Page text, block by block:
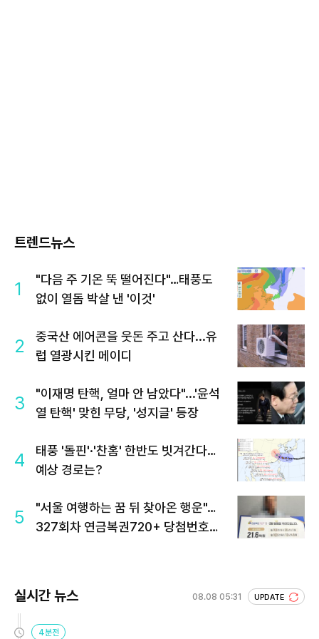
트렌드뉴스
1
"다음 주 기온 뚝 떨어진다"…태풍도
없이 열돔 박살 낸 '이것'
2
중국산 에어콘을 웃돈 주고 산다...유
럽 열광시킨 메이디
3
"이재명 탄핵, 얼마 안 남았다"...'윤석
열 탄핵' 맞힌 무당, '성지글' 등장
4
태풍 '돌핀'·'찬홈' 한반도 빗겨간다…
예상 경로는?
5
"서울 여행하는 꿈 뒤 찾아온 행운"…
327회차 연금복권720+ 당첨번호조
실시간 뉴스 08.08 05:31 UPDATE
4분전